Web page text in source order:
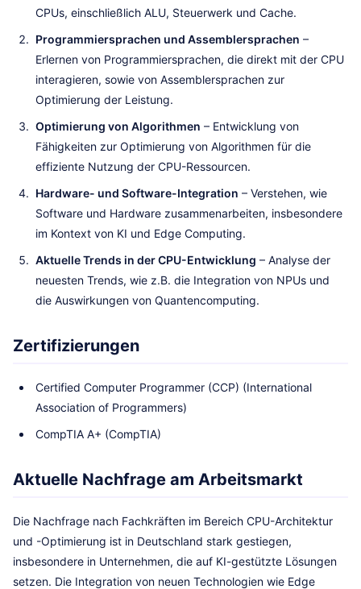
CPUs, einschließlich ALU, Steuerwerk und Cache.
Programmiersprachen und Assemblersprachen –
Erlernen von Programmiersprachen, die direkt mit der CPU
interagieren, sowie von Assemblersprachen zur
Optimierung der Leistung.
Optimierung von Algorithmen – Entwicklung von
Fähigkeiten zur Optimierung von Algorithmen für die
effiziente Nutzung der CPU-Ressourcen.
Hardware- und Software-Integration – Verstehen, wie
Software und Hardware zusammenarbeiten, insbesondere
im Kontext von KI und Edge Computing.
Aktuelle Trends in der CPU-Entwicklung – Analyse der
neuesten Trends, wie z.B. die Integration von NPUs und
die Auswirkungen von Quantencomputing.
Zertifizierungen
Certified Computer Programmer (CCP) (International
Association of Programmers)
CompTIA A+ (CompTIA)
Aktuelle Nachfrage am Arbeitsmarkt
Die Nachfrage nach Fachkräften im Bereich CPU-Architektur
und -Optimierung ist in Deutschland stark gestiegen,
insbesondere in Unternehmen, die auf KI-gestützte Lösungen
setzen. Die Integration von neuen Technologien wie Edge